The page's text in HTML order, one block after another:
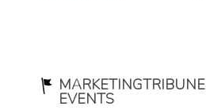
MARKETINGTRIBUNE
EVENTS